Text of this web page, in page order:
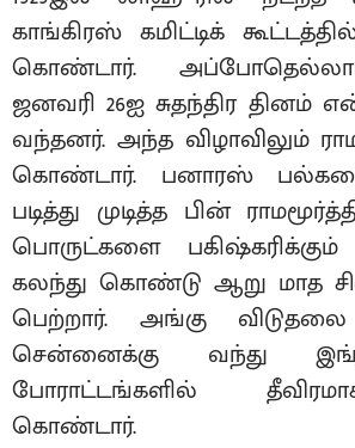
காங்கிரஸ் கமிட்டிக்
கொண்டார்.
ஜனவரி 26ஐ சுதந்திர தினம்
வந்தனர். அந்த விழாவிலும்
கொண்டார். பனாரஸ்
படித்து முடித்த பின்
பொருட்களை
கலந்து கொண்டு ஆறு மாத
பெற்றார். அங்கு
சென்னைக்கு வந்து
போராட்டங்களில்
கொண்டார்.